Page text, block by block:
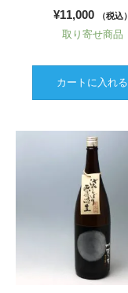
¥11,000 （税込）
取り寄せ商品
カートに入れる